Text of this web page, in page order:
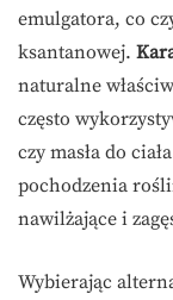
emulgatora, co
ksantanowej.
naturalne
często
czy masła do
pochodzenia
nawilżające i
Wybierając